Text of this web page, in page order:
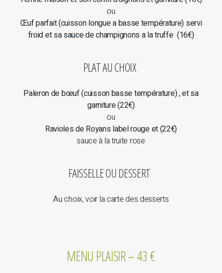
ou
Œuf parfait (cuisson longue a basse température) servi
froid et sa sauce de champignons a la truffe (16€)
PLAT AU CHOIX
Paleron de bœuf (cuisson basse température) , et sa
garniture (22€)
ou
Ravioles de Royans label rouge et (22€)
sauce à la truite rose
FAISSELLE OU DESSERT
Au choix, voir la carte des desserts
MENU PLAISIR – 43 €